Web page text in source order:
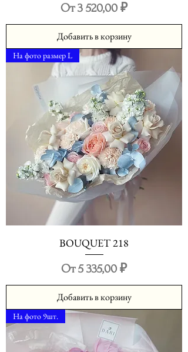
От3 520,00 ₽
Цена со скидкой
Добавить в корзину
На фото размер L
BOUQUET 218
От5 335,00 ₽
Цена со скидкой
Добавить в корзину
На фото 9шт.